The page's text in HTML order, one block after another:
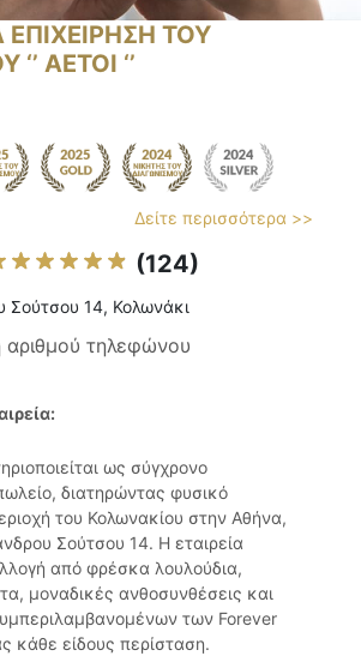
ΕΠΙΧΕΙΡΗΣΗ ΤΟΥ
ΑΕΤΟΙ ‘’
Δείτε περισσότερα >>
(124)
Σούτσου 14, Κολωνάκι
αριθμού τηλεφώνου
ως σύγχρονο
διατηρώντας φυσικό
του Κολωνακίου στην Αθήνα,
Σούτσου 14. Η εταιρεία
από φρέσκα λουλούδια,
μοναδικές ανθοσυνθέσεις και
των Forever
κάθε είδους περίσταση.